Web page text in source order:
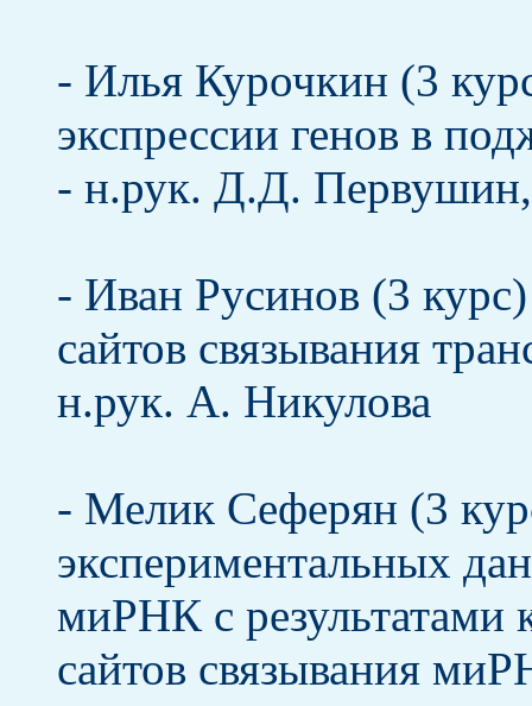
- Илья Курочкин (3
экспрессии генов в
- н.рук. Д.Д.
- Иван Русинов (3
сайтов связывания
н.рук. А. Никулова
- Мелик Сеферян (3
экспериментальных
миРНК с результатами
сайтов связывания